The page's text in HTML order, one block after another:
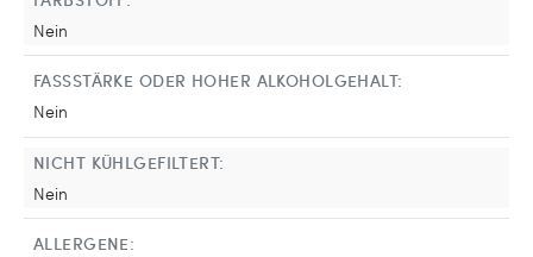
Nein
FASSSTÄRKE ODER HOHER ALKOHOLGEHALT:
Nein
NICHT KÜHLGEFILTERT:
Nein
ALLERGENE: